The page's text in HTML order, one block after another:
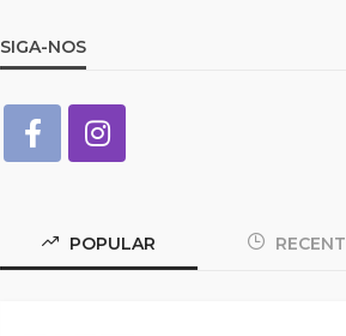
SIGA-NOS
POPULAR RECENT